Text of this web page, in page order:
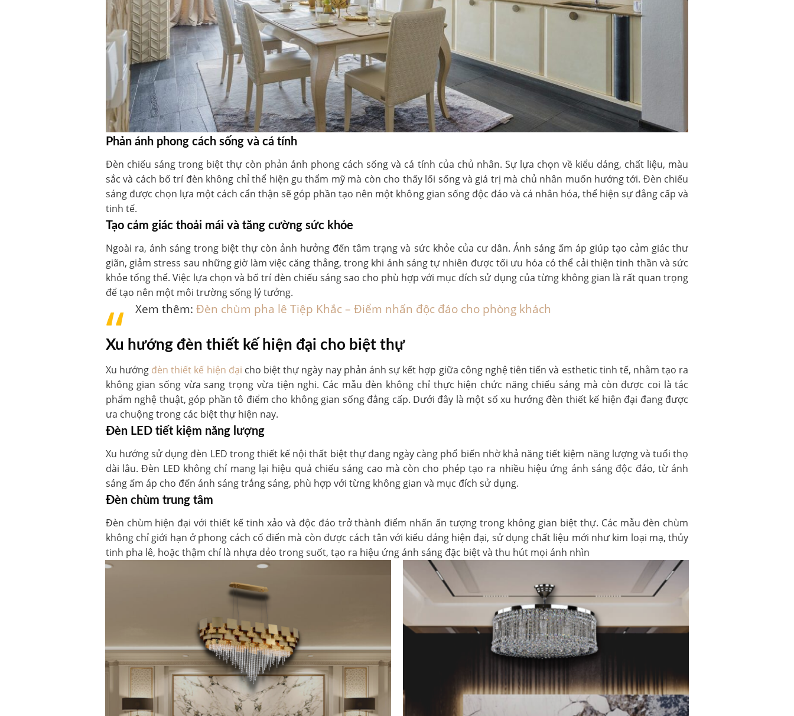
Phản ánh phong cách sống và cá tính
Đèn chiếu sáng trong biệt thự còn phản ánh phong cách sống và cá tính của chủ nhân. Sự lựa chọn về kiểu dáng, chất liệu, màu
sắc và cách bố trí đèn không chỉ thể hiện gu thẩm mỹ mà còn cho thấy lối sống và giá trị mà chủ nhân muốn hướng tới. Đèn chiếu
sáng được chọn lựa một cách cẩn thận sẽ góp phần tạo nên một không gian sống độc đáo và cá nhân hóa, thể hiện sự đẳng cấp và
tinh tế.
Tạo cảm giác thoải mái và tăng cường sức khỏe
Ngoài ra, ánh sáng trong biệt thự còn ảnh hưởng đến tâm trạng và sức khỏe của cư dân. Ánh sáng ấm áp giúp tạo cảm giác thư
giãn, giảm stress sau những giờ làm việc căng thẳng, trong khi ánh sáng tự nhiên được tối ưu hóa có thể cải thiện tinh thần và sức
khỏe tổng thể. Việc lựa chọn và bố trí đèn chiếu sáng sao cho phù hợp với mục đích sử dụng của từng không gian là rất quan trọng
để tạo nên một môi trường sống lý tưởng.
Xem thêm: Đèn chùm pha lê Tiệp Khắc – Điểm nhấn độc đáo cho phòng khách
Xu hướng đèn thiết kế hiện đại cho biệt thự
Xu hướngđèn thiết kế hiện đại cho biệt thự ngày nay phản ánh sự kết hợp giữa công nghệ tiên tiến và esthetic tinh tế, nhằm tạo ra
không gian sống vừa sang trọng vừa tiện nghi. Các mẫu đèn không chỉ thực hiện chức năng chiếu sáng mà còn được coi là tác
phẩm nghệ thuật, góp phần tô điểm cho không gian sống đẳng cấp. Dưới đây là một số xu hướng đèn thiết kế hiện đại đang được
ưa chuộng trong các biệt thự hiện nay.
Đèn LED tiết kiệm năng lượng
Xu hướng sử dụng đèn LED trong thiết kế nội thất biệt thự đang ngày càng phổ biến nhờ khả năng tiết kiệm năng lượng và tuổi thọ
dài lâu. Đèn LED không chỉ mang lại hiệu quả chiếu sáng cao mà còn cho phép tạo ra nhiều hiệu ứng ánh sáng độc đáo, từ ánh
sáng ấm áp cho đến ánh sáng trắng sáng, phù hợp với từng không gian và mục đích sử dụng.
Đèn chùm trung tâm
Đèn chùm hiện đại với thiết kế tinh xảo và độc đáo trở thành điểm nhấn ấn tượng trong không gian biệt thự. Các mẫu đèn chùm
không chỉ giới hạn ở phong cách cổ điển mà còn được cách tân với kiểu dáng hiện đại, sử dụng chất liệu mới như kim loại mạ, thủy
tinh pha lê, hoặc thậm chí là nhựa dẻo trong suốt, tạo ra hiệu ứng ánh sáng đặc biệt và thu hút mọi ánh nhìn